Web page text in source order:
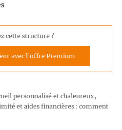
cette structure ?
avec l'offre Premium
personnalisé et chaleureux,
et aides financières : comment